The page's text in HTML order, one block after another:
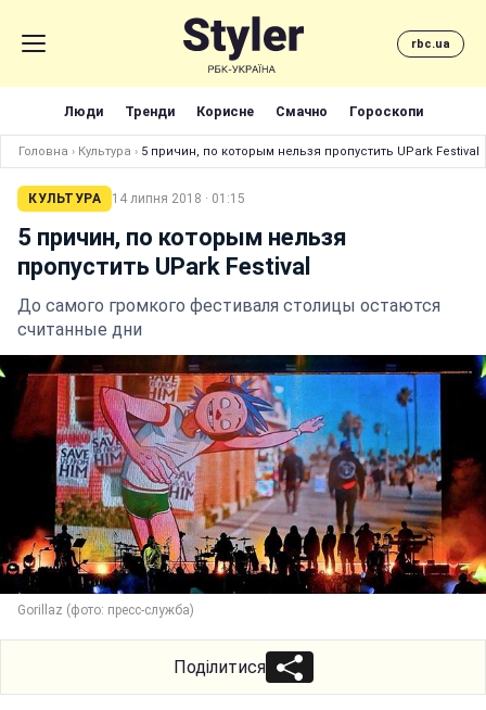
rbc.ua
Люди Тренди Корисне Смачно Гороскопи
Головна › Культура › 5 причин, по которым нельзя пропустить UPark Festival
КУЛЬТУРА 14 липня 2018 · 01:15
5 причин, по которым нельзя
пропустить UPark Festival
До самого громкого фестиваля столицы остаются
считанные дни
Gorillaz (фото: пресс-служба)
Поділитися